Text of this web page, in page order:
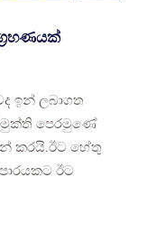
ඉන් ලබාගත
පෙරමුණේ
කරයි.ඊට හේතු
ඊට